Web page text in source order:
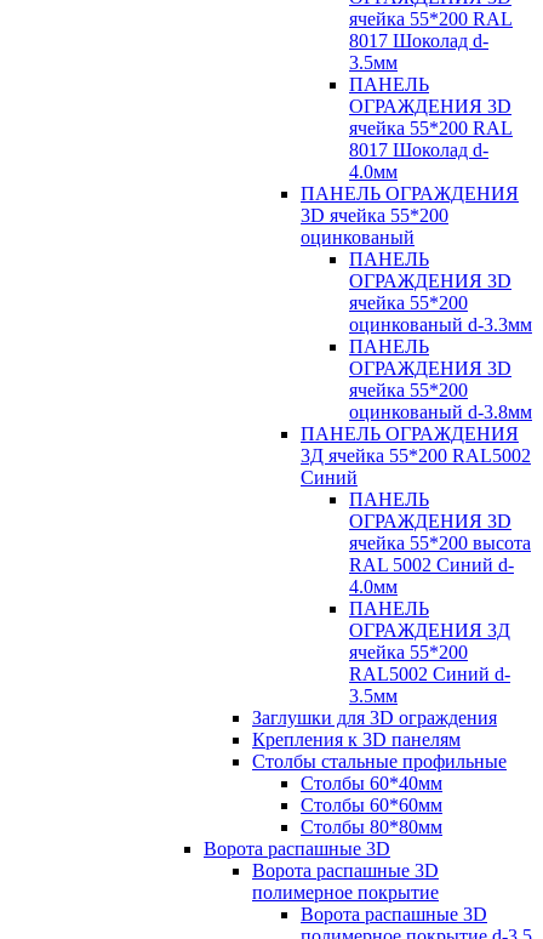
ячейка 55*200 RAL
8017 Шоколад d-
3.5мм
ПАНЕЛЬ
ОГРАЖДЕНИЯ 3D
ячейка 55*200 RAL
8017 Шоколад d-
4.0мм
ПАНЕЛЬ ОГРАЖДЕНИЯ
3D ячейка 55*200
оцинкованый
ПАНЕЛЬ
ОГРАЖДЕНИЯ 3D
ячейка 55*200
оцинкованый d-3.3мм
ПАНЕЛЬ
ОГРАЖДЕНИЯ 3D
ячейка 55*200
оцинкованый d-3.8мм
ПАНЕЛЬ ОГРАЖДЕНИЯ
3Д ячейка 55*200 RAL5002
Синий
ПАНЕЛЬ
ОГРАЖДЕНИЯ 3D
ячейка 55*200 высота
RAL 5002 Синий d-
4.0мм
ПАНЕЛЬ
ОГРАЖДЕНИЯ 3Д
ячейка 55*200
RAL5002 Синий d-
3.5мм
Заглушки для 3D ограждения
Крепления к 3D панелям
Столбы стальные профильные
Столбы 60*40мм
Столбы 60*60мм
Столбы 80*80мм
Ворота распашные 3D
Ворота распашные 3D
полимерное покрытие
Ворота распашные 3D